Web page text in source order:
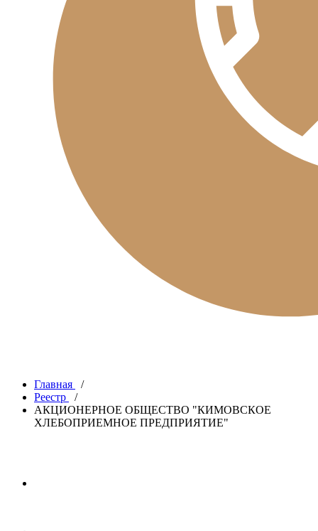
Главная
/
Реестр
/
АКЦИОНЕРНОЕ ОБЩЕСТВО "КИМОВСКОЕ
ХЛЕБОПРИЕМНОЕ ПРЕДПРИЯТИЕ"